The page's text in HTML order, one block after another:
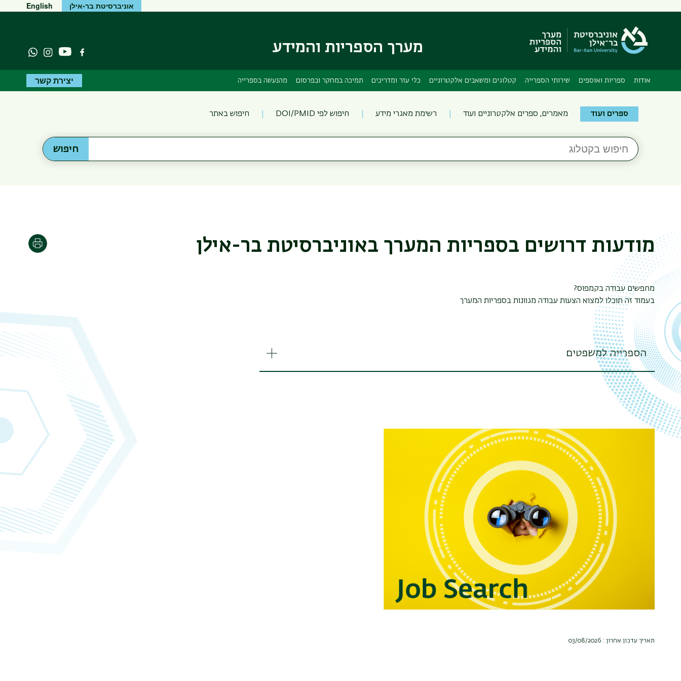
ראשי
אוניברסיטת בר-אילן English
מערך הספריות והמידע פייסבוקיוטיוב Instagram
אודות ספריות ואוספים שירותי הספרייה קטלוגים ומשאבים אלקטרוניים כלי עזר ומדריכים תמיכה במחקר ובפרסום מהנעשה בספרייה יצירת קשר
Search
Bar-
Ilan
ספרים ועוד מאמרים, ספרים אלקטרוניים ועוד רשימת מאגרי מידע חיפוש לפי DOI/PMID חיפוש באתר
חיפוש
בקטלוג
חיפוש
מודעות דרושים בספריות המערך באוניברסיטת בר-אילן הדפסה
מחפשים עבודה בקמפוס?
בעמוד זה תוכלו למצוא הצעות עבודה מגוונות בספריות המערך
הספרייה למשפטים
תאריך עדכון אחרון : 03/08/2026